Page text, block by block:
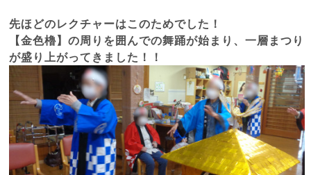
先ほどのレクチャーはこのためでした！
【金色櫓】の周りを囲んでの舞踊が始まり、一層まつり
が盛り上がってきました！！